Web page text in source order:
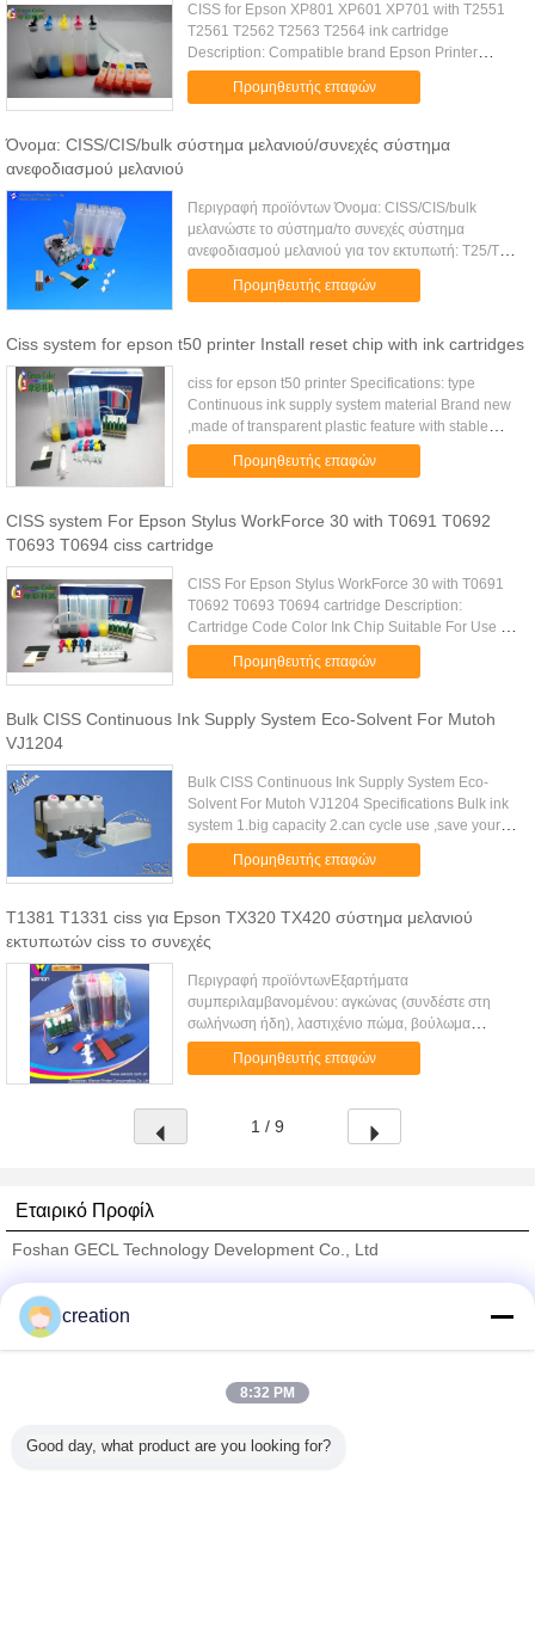
CISS for Epson XP801 XP601 XP701 with T2551
T2561 T2562 T2563 T2564 ink cartridge
Description: Compatible brand Epson Printer
model XP601/XP701/XP801 Cartridge No
T2551/T2561-T2564 Color BK,C,M,Y,PHOTO BK ...
Προμηθευτής επαφών
Όνομα: CISS/CIS/bulk σύστημα μελανιού/συνεχές σύστημα
ανεφοδιασμού μελανιού
Περιγραφή προϊόντων Όνομα: CISS/CIS/bulk
μελανώστε το σύστημα/το συνεχές σύστημα
ανεφοδιασμού μελανιού για τον εκτυπωτή: T25/TX
133/TX 135/TX 123/TX 125 (που χρησιμοποιείται
στη Λατινική Αμερική και το Μεξικό) ...
Προμηθευτής επαφών
Ciss system for epson t50 printer Install reset chip with ink cartridges
ciss for epson t50 printer Specifications: type
Continuous ink supply system material Brand new
,made of transparent plastic feature with stable
reset chips suitable for Epson Stylus Photo
TX700/TX800/T50...
Προμηθευτής επαφών
CISS system For Epson Stylus WorkForce 30 with T0691 T0692
T0693 T0694 ciss cartridge
CISS For Epson Stylus WorkForce 30 with T0691
T0692 T0693 T0694 cartridge Description:
Cartridge Code Color Ink Chip Suitable For Use In
Printers T0691 BK With Ink/ Without Ink with chip
Epson Stylus CX7400...
Προμηθευτής επαφών
Bulk CISS Continuous Ink Supply System Eco-Solvent For Mutoh
VJ1204
Bulk CISS Continuous Ink Supply System Eco-
Solvent For Mutoh VJ1204 Specifications Bulk ink
system 1.big capacity 2.can cycle use ,save your
cost 3.used for roland ,mimaki,mutoh 4.pp material
A--Detailed ...Προμηθευτής επαφών
T1381 T1331 ciss για Epson TX320 TX420 σύστημα μελανιού
εκτυπωτών ciss το συνεχές
Περιγραφή προϊόντωνΕξαρτήματα
συμπεριλαμβανομένου: αγκώνας (συνδέστε στη
σωλήνωση ήδη), λαστιχένιο πώμα, βούλωμα
χρώματος, φίλτρο αέρα, ετικέτα, υποστηρικτής Τ,
συνδετήρας σωληνώσεων, σύριγγα κ.λπ.Θεωρούμε
Προμηθευτής επαφών
1 / 9
Εταιρικό Προφίλ
Foshan GECL Technology Development Co., Ltd
Trust Seal
Όλα τα Προϊόντα
creation
8:32 PM
Good day, what product are you looking for?